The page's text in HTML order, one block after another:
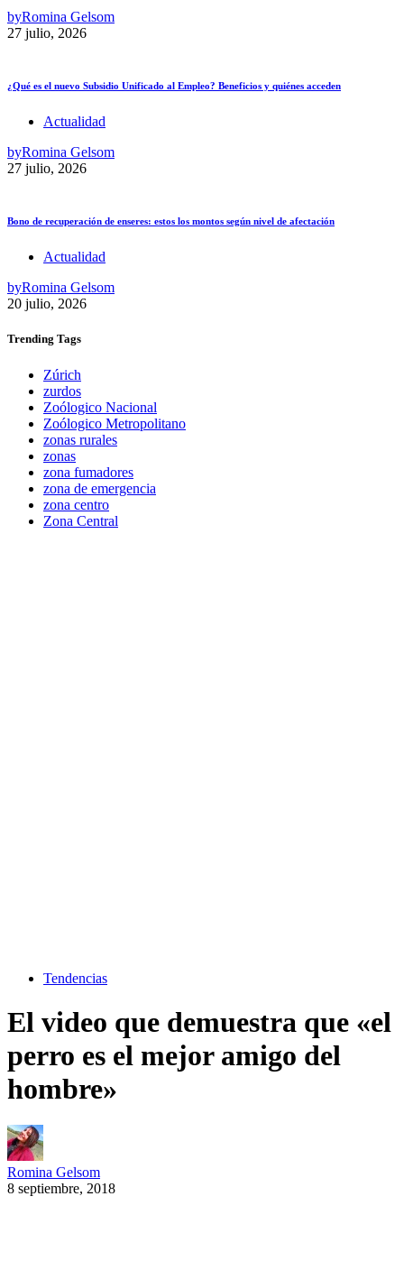
byRomina Gelsom
27 julio, 2026
¿Qué es el nuevo Subsidio Unificado al Empleo? Beneficios y quiénes acceden
Actualidad
byRomina Gelsom
27 julio, 2026
Bono de recuperación de enseres: estos los montos según nivel de afectación
Actualidad
byRomina Gelsom
20 julio, 2026
Trending Tags
Zúrich
zurdos
Zoólogico Nacional
Zoólogico Metropolitano
zonas rurales
zonas
zona fumadores
zona de emergencia
zona centro
Zona Central
Tendencias
El video que demuestra que «el
perro es el mejor amigo del
hombre»
Romina Gelsom
8 septiembre, 2018